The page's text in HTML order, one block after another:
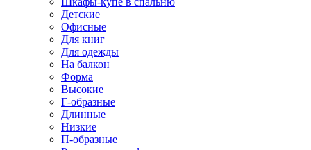
Детские
Офисные
Для книг
Для одежды
На балкон
Форма
Высокие
Г-образные
Длинные
Низкие
П-образные